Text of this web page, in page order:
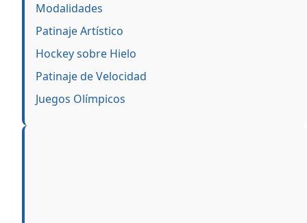
Modalidades
Patinaje Artístico
Hockey sobre Hielo
Patinaje de Velocidad
Juegos Olímpicos